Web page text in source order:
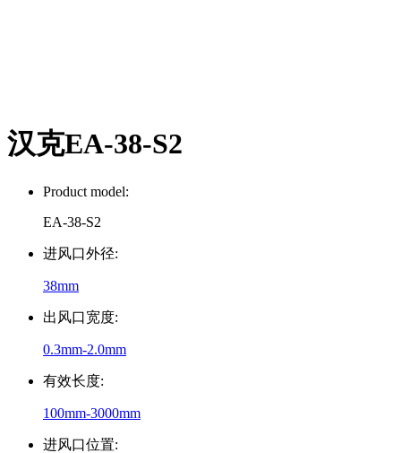
汉克EA-38-S2
Product model:
EA-38-S2
进风口外径:
38mm
出风口宽度:
0.3mm-2.0mm
有效长度:
100mm-3000mm
进风口位置: